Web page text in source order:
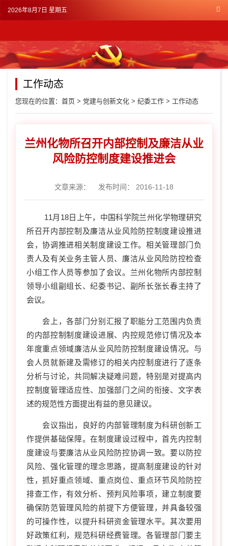
2026年8月7日 星期五
工作动态
您现在的位置： 首页 > 党建与创新文化 > 纪委工作 > 工作动态
兰州化物所召开内部控制及廉洁从业
风险防控制度建设推进会
文章来源： 发布时间： 2016-11-18
11月 18日上午，中国科学院兰州化学物理研究
所召开内部控制及廉洁从业风险防控制度建设推进
会，协调推进相关制度建设工作。相关管理部门负
责人及有关业务主管人员、廉洁从业风险防控检查
小组工作人员等参加了会议。兰州化物所内部控制
领导小组副组长、纪委书记、副所长张长春主持了
会议。
会上，各部门分别汇报了职能分工范围内负责
的内部控制制度建设进展、内控规范修订情况及本
年度重点领域廉洁从业风险防控制度建设情况。与
会人员就新建及需修订的相关内控制度进行了逐条
分析与讨论，共同解决疑难问题，特别是对提高内
控制度管理适应性、加强部门之间的衔接、文字表
述的规范性方面提出有益的意见建议。
会议指出，良好的内部管理制度为科研创新工
作提供基础保障。在制度建设过程中，首先内控制
度建设与要廉洁从业风险防控协调一致。要以防控
风险、强化管理的理念思路，提高制度建设的针对
性，抓好重点领域、重点岗位、重点环节风险防控
排查工作，有效分析、预判风险事项，建立制度要
确保防范管理风险的前提下方便管理，并具备较强
的可操作性，以提升科研资金管理水平。其次要用
好政策红利，规范科研经费管理。各管理部门要主